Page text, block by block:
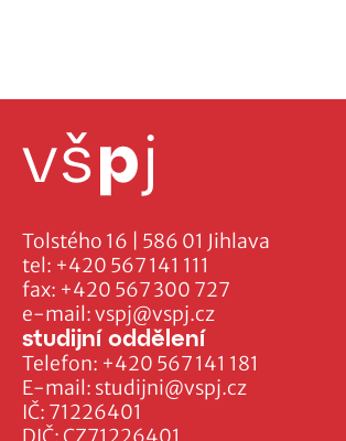
Tolstého 16 | 586 01 Jihlava
tel: +420 567 141 111
fax: +420 567 300 727
e-mail:vspj@vspj.cz
IČ: 71226401
studijní oddělení
Telefon: +420 567 141 181
E-mail: studijni@vspj.cz